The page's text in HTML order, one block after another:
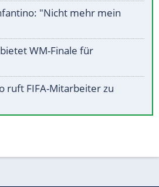
"Nicht mehr mein
WM-Finale für
ruft FIFA-Mitarbeiter zu